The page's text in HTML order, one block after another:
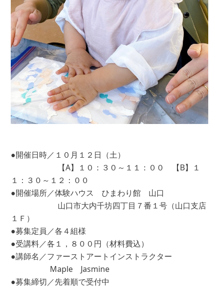
●開催日時／１０月１２日（土）
【A】１０：３０～１１：００ 【B】１
１：３０～１２：００
●開催場所／体験ハウス ひまわり館 山口
山口市大内千坊四丁目７番１号（山口支店
１Ｆ）
●募集定員／各４組様
●受講料／各１，８００円（材料費込）
●講師名／ファーストアートインストラクター
Maple Jasmine
●募集締切／先着順で受付中